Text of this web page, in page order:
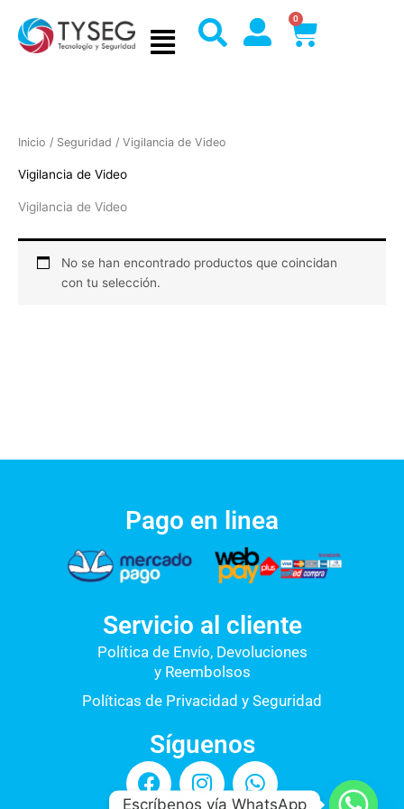
contenido
0
Cart
Inicio / Seguridad / Vigilancia de Video
Vigilancia de Video
Vigilancia de Video
No se han encontrado productos que coincidan
con tu selección.
Pago en linea
Servicio al cliente
Política de Envío, Devoluciones
y Reembolsos
Políticas de Privacidad y Seguridad
Síguenos
F
a
I
n
W
h
Escríbenos vía WhatsApp